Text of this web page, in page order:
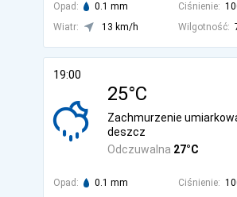
Opad: 0.1 mm Ciśnienie:
Wiatr:
13 km/h Wilgotność:
19:00
25°C
Odczuwalna 27°C
Zachmurzenie
deszcz
Opad: 0.1 mm Ciśnienie: